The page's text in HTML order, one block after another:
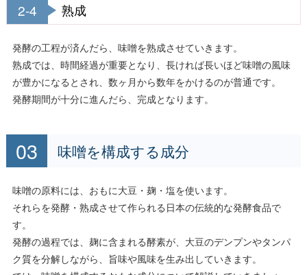
2-4 熟成
発酵の工程が済んだら、味噌を熟成させていきます。
熟成では、時間経過が重要となり、長ければ長いほど味噌の風味
が豊かになるとされ、数ヶ月から数年をかけるのが普通です。
発酵期間が十分に進んだら、完成となります。
味噌を構成する成分
味噌の原料には、おもに大豆・麹・塩を使います。
それらを発酵・熟成させて作られる日本の伝統的な発酵食品で
す。
発酵の過程では、麹に含まれる酵素が、大豆のデンプンやタンパ
ク質を分解しながら、旨味や風味を生み出していきます。